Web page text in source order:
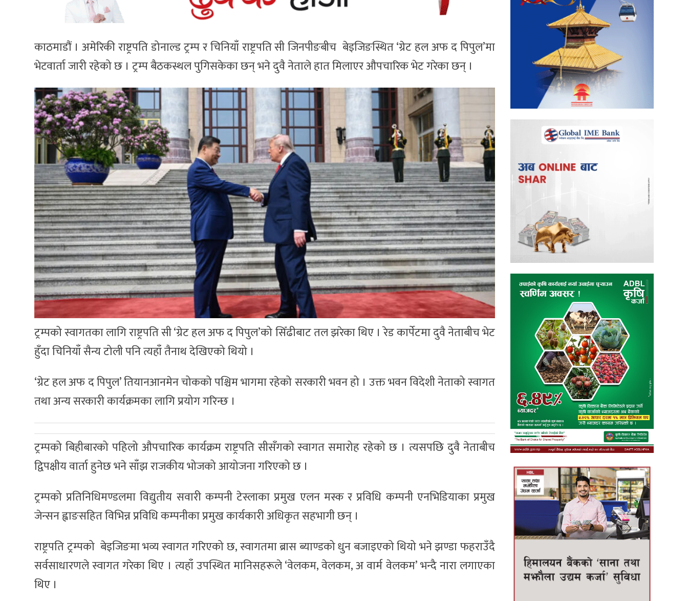
काठमाडौं । अमेरिकी राष्ट्रपति डोनाल्ड ट्रम्प र चिनियाँ राष्ट्रपति सी जिनपीङबीच बेइजिङस्थित ‘ग्रेट हल अफ द पिपुल’मा
भेटवार्ता जारी रहेको छ । ट्रम्प बैठकस्थल पुगिसकेका छन् भने दुवै नेताले हात मिलाएर औपचारिक भेट गरेका छन् ।
ट्रम्पको स्वागतका लागि राष्ट्रपति सी ‘ग्रेट हल अफ द पिपुल’को सिँढीबाट तल झरेका थिए । रेड कार्पेटमा दुवै नेताबीच भेट
हुँदा चिनियाँ सैन्य टोली पनि त्यहाँ तैनाथ देखिएको थियो ।
‘ग्रेट हल अफ द पिपुल’ तियानआनमेन चोकको पश्चिम भागमा रहेको सरकारी भवन हो । उक्त भवन विदेशी नेताको स्वागत
तथा अन्य सरकारी कार्यक्रमका लागि प्रयोग गरिन्छ ।
ट्रम्पको बिहीबारको पहिलो औपचारिक कार्यक्रम राष्ट्रपति सीसँगको स्वागत समारोह रहेको छ । त्यसपछि दुवै नेताबीच
द्विपक्षीय वार्ता हुनेछ भने साँझ राजकीय भोजको आयोजना गरिएको छ ।
ट्रम्पको प्रतिनिधिमण्डलमा विद्युतीय सवारी कम्पनी टेस्लाका प्रमुख एलन मस्क र प्रविधि कम्पनी एनभिडियाका प्रमुख
जेन्सन ह्वाङसहित विभिन्न प्रविधि कम्पनीका प्रमुख कार्यकारी अधिकृत सहभागी छन् ।
राष्ट्रपति ट्रम्पको बेइजिङमा भव्य स्वागत गरिएको छ, स्वागतमा ब्रास ब्याण्डको धुन बजाइएको थियो भने झण्डा फहराउँदै
सर्वसाधारणले स्वागत गरेका थिए । त्यहाँ उपस्थित मानिसहरूले ‘वेलकम, वेलकम, अ वार्म वेलकम’ भन्दै नारा लगाएका
थिए ।